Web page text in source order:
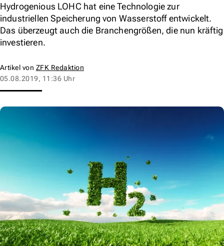
Hydrogenious LOHC hat eine Technologie zur
industriellen Speicherung von Wasserstoff entwickelt.
Das überzeugt auch die Branchengrößen, die nun kräftig
investieren.
Artikel von ZFK Redaktion
05.08.2019, 11:36 Uhr